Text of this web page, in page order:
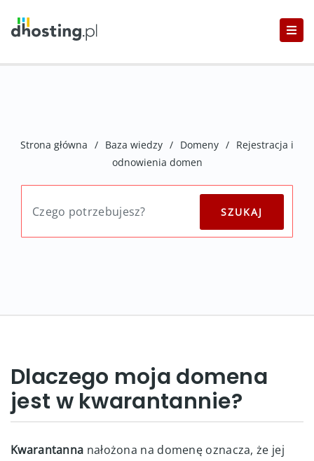
Strona główna / Baza wiedzy / Domeny / Rejestracja i
odnowienia domen
Dlaczego moja domena
jest w kwarantannie?
Kwarantanna nałożona na domenę oznacza, że jej